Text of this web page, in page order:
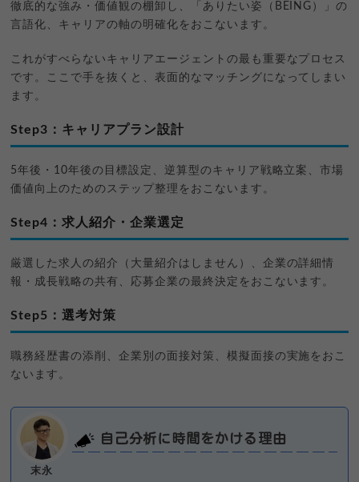
徹底的な強み・価値観の棚卸し、「ありたい姿（BEING）」の
言語化、キャリアの軸の明確化をおこないます。
これがすべらないキャリアエージェントの最も重要なプロセス
です。ここで手を抜くと、表面的なマッチングになってしまい
ます。
Step3：キャリアプラン設計
5年後・10年後の目標設定、逆算型のキャリア戦略立案、市場
価値向上のためのステップ整理をおこないます。
Step4：求人紹介・企業選定
厳選した求人の紹介（大量紹介はしません）、企業の詳細情
報・成長戦略の共有、応募企業の最終決定をおこないます。
Step5：選考対策
職務経歴書の添削、企業別の面接対策、模擬面接の実施をおこ
ないます。
末永
自己分析に時間をかける理由